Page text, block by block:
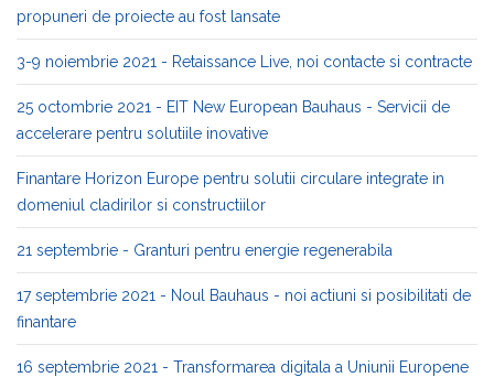
propuneri de proiecte au fost lansate
3-9 noiembrie 2021 - Retaissance Live, noi contacte si contracte
25 octombrie 2021 - EIT New European Bauhaus - Servicii de
accelerare pentru solutiile inovative
Finantare Horizon Europe pentru solutii circulare integrate in
domeniul cladirilor si constructiilor
21 septembrie - Granturi pentru energie regenerabila
17 septembrie 2021 - Noul Bauhaus - noi actiuni si posibilitati de
finantare
16 septembrie 2021 - Transformarea digitala a Uniunii Europene